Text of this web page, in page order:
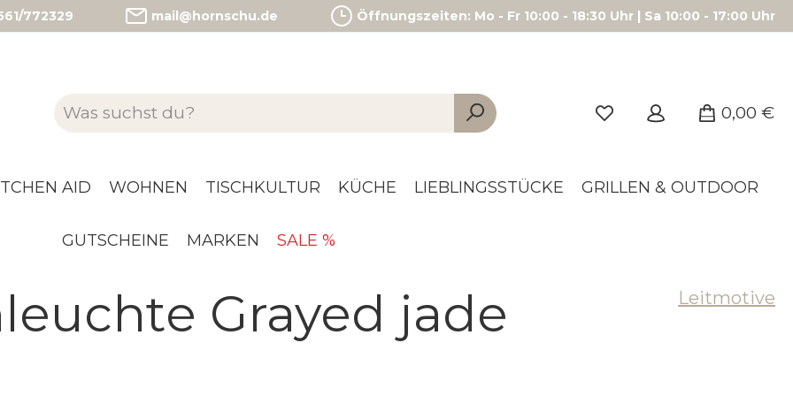
772329 mail@hornschu.de Öffnungszeiten: Mo - Fr 10:00 - 18:30 Uhr | Sa 10:00 - 17:00 Uhr
0,00 €
AID WOHNEN TISCHKULTUR KÜCHE LIEBLINGSSTÜCKE GRILLEN & OUTDOOR
GUTSCHEINE MARKEN SALE %
Grayed jade Leitmotive